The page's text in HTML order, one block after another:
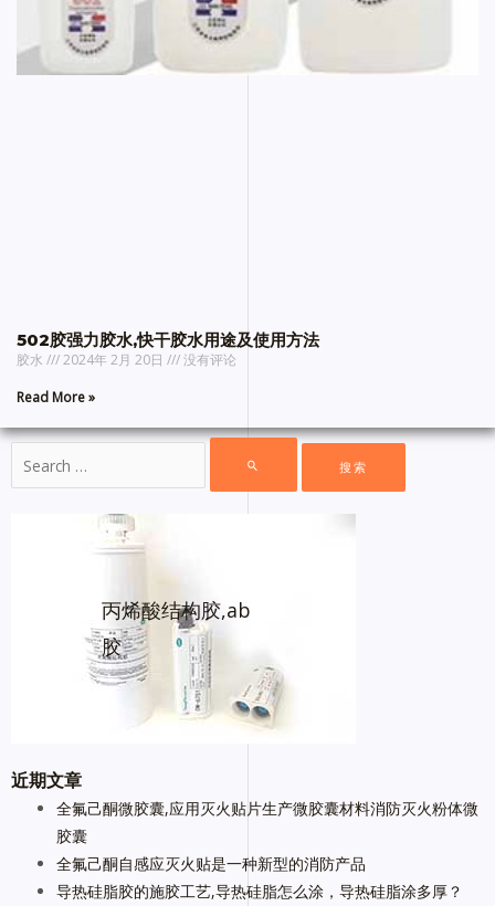
502胶强力胶水,快干胶水用途及使用方法
胶水 2024年 2月 20日
没有评论
Read More »
丙烯酸结构胶,ab
胶
近期文章
全氟己酮微胶囊,应用灭火贴片生产微胶囊材料消防灭火粉体微
胶囊
全氟己酮自感应灭火贴是一种新型的消防产品
导热硅脂胶的施胶工艺,导热硅脂怎么涂，导热硅脂涂多厚？